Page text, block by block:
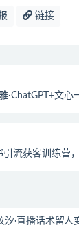
链接
·ChatGPT+文
引流获客训练营
汐·直播话术留人